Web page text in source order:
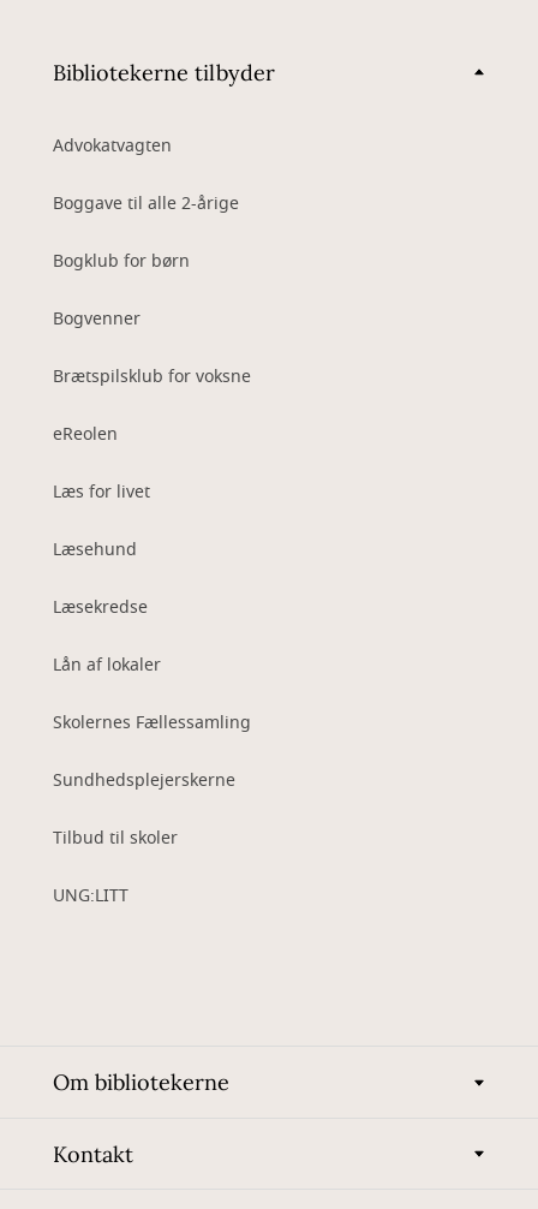
Bibliotekerne tilbyder
Advokatvagten
Boggave til alle 2-årige
Bogklub for børn
Bogvenner
Brætspilsklub for voksne
eReolen
Læs for livet
Læsehund
Læsekredse
Lån af lokaler
Skolernes Fællessamling
Sundhedsplejerskerne
Tilbud til skoler
UNG:LITT
Om bibliotekerne
Kontakt